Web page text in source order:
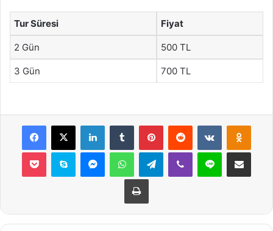
Tur Süresi Fiyat
2 Gün 500 TL
3 Gün 700 TL
Facebook
X LinkedInTumblr PinterestReddit VKontakte
Pocket Skype MessengerWhatsAppTelegramViber Line E-Posta ile
Yazdır